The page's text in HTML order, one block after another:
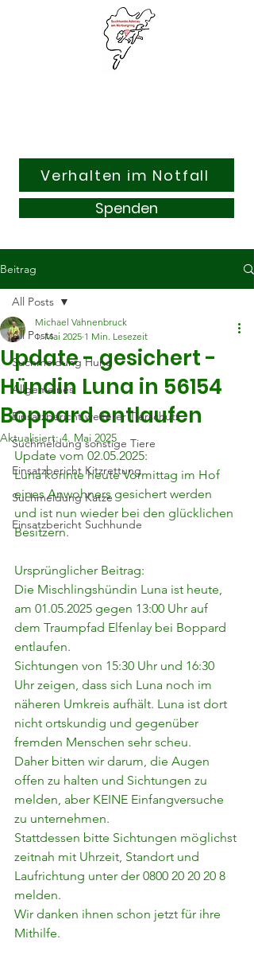
Verhalten im Notfall
Spenden
Beitrag
All Posts
Suchmeldung Hund
Allgemeines
Einsatzbericht weiterer Tierschutz
Suchmeldung sonstige Tiere
Einsatzbericht Kitzrettung
Suchmeldung Katze
Einsatzbericht Suchhunde
All Posts
Update - gesichert -
Hündin Luna in 56154
Boppard entlaufen
Michael Vahnenbruck
1. Mai 2025 1 Min. Lesezeit
Aktualisiert:4. Mai 2025
Update vom 02.05.2025:
Luna konnte heute Vormittag im Hof
eines Anwohners gesichert werden
und ist nun wieder bei den glücklichen
Besitzern.
Ursprünglicher Beitrag:
Die Mischlingshündin Luna ist heute,
am 01.05.2025 gegen 13:00 Uhr auf
dem Traumpfad Elfenlay bei Boppard
entlaufen.
Sichtungen von 15:30 Uhr und 16:30
Uhr zeigen, dass sich Luna noch im
näheren Umkreis aufhält. Luna ist dort
nicht ortskundig und gegenüber
fremden Menschen sehr scheu.
Daher bitten wir darum, die Augen
offen zu halten und Sichtungen zu
melden, aber KEINE Einfangversuche
zu unternehmen.
Stattdessen bitte Sichtungen möglichst
zeitnah mit Uhrzeit, Standort und
Laufrichtung unter der 0800 20 20 20 8
melden.
Wir danken ihnen schon jetzt für ihre
Mithilfe.